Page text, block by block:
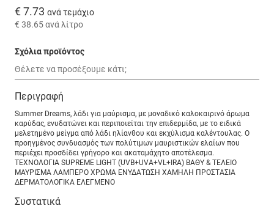
€ 7.73 ανά τεμάχιο
€ 38.65ανά λίτρο
Σχόλια προϊόντος
Περιγραφή
Summer Dreams, λάδι για μαύρισμα, με μοναδικό καλοκαιρινό άρωμα
καρύδας, ενυδατώνει και περιποιείται την επιδερμίδα, με το ειδικά
μελετημένο μείγμα από λάδι ηλίανθου και εκχύλισμα καλέντουλας. Ο
προηγμένος συνδυασμός των πολύτιμων μαυριστικών ελαίων που
περιέχει προσδίδει γρήγορο και ακαταμάχητο αποτέλεσμα.
ΤΕΧΝΟΛΟΓΙΑ SUPREME LIGHT (UVB+UVA+VL+IRA) ΒΑΘΥ & ΤΕΛΕΙΟ
ΜΑΥΡΙΣΜΑ ΛΑΜΠΕΡΟ ΧΡΩΜΑ ΕΝΥΔΑΤΩΣΗ ΧΑΜΗΛΗ ΠΡΟΣΤΑΣΙΑ
ΔΕΡΜΑΤΟΛΟΓΙΚΑ ΕΛΕΓΜΕΝΟ
Συστατικά